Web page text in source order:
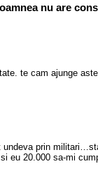
nu are
te cam ajunge
undeva prin
eu 20.000 sa-mi